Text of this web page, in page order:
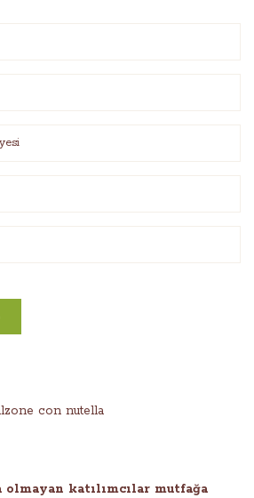
con nutella
olmayan katılımcılar mutfağa